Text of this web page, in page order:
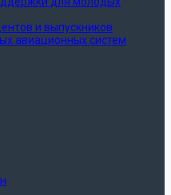
и выпускников
авиационных систем